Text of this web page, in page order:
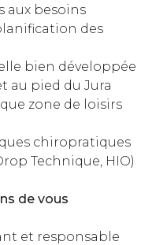
aux besoins
des
bien développée
au pied du Jura
zone de loisirs
chiropratiques
Technique, HIO)
de vous
et responsable